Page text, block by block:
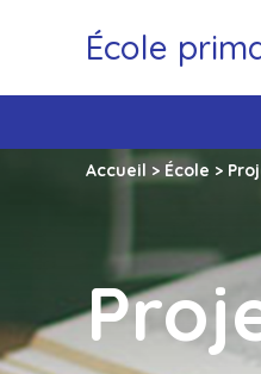
École
Accueil > École >